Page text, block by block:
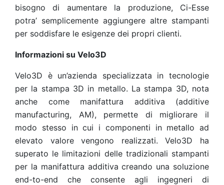
bisogno di aumentare la produzione, Ci-Esse
potra’ semplicemente aggiungere altre stampanti
per soddisfare le esigenze dei propri clienti.
Informazioni su Velo3D
Velo3D è un’azienda specializzata in tecnologie
per la stampa 3D in metallo. La stampa 3D, nota
anche come manifattura additiva (additive
manufacturing, AM), permette di migliorare il
modo stesso in cui i componenti in metallo ad
elevato valore vengono realizzati. Velo3D ha
superato le limitazioni delle tradizionali stampanti
per la manifattura additiva creando una soluzione
end-to-end che consente agli ingegneri di